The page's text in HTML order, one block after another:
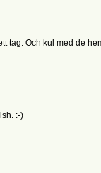
tag. Och kul med de
:-)